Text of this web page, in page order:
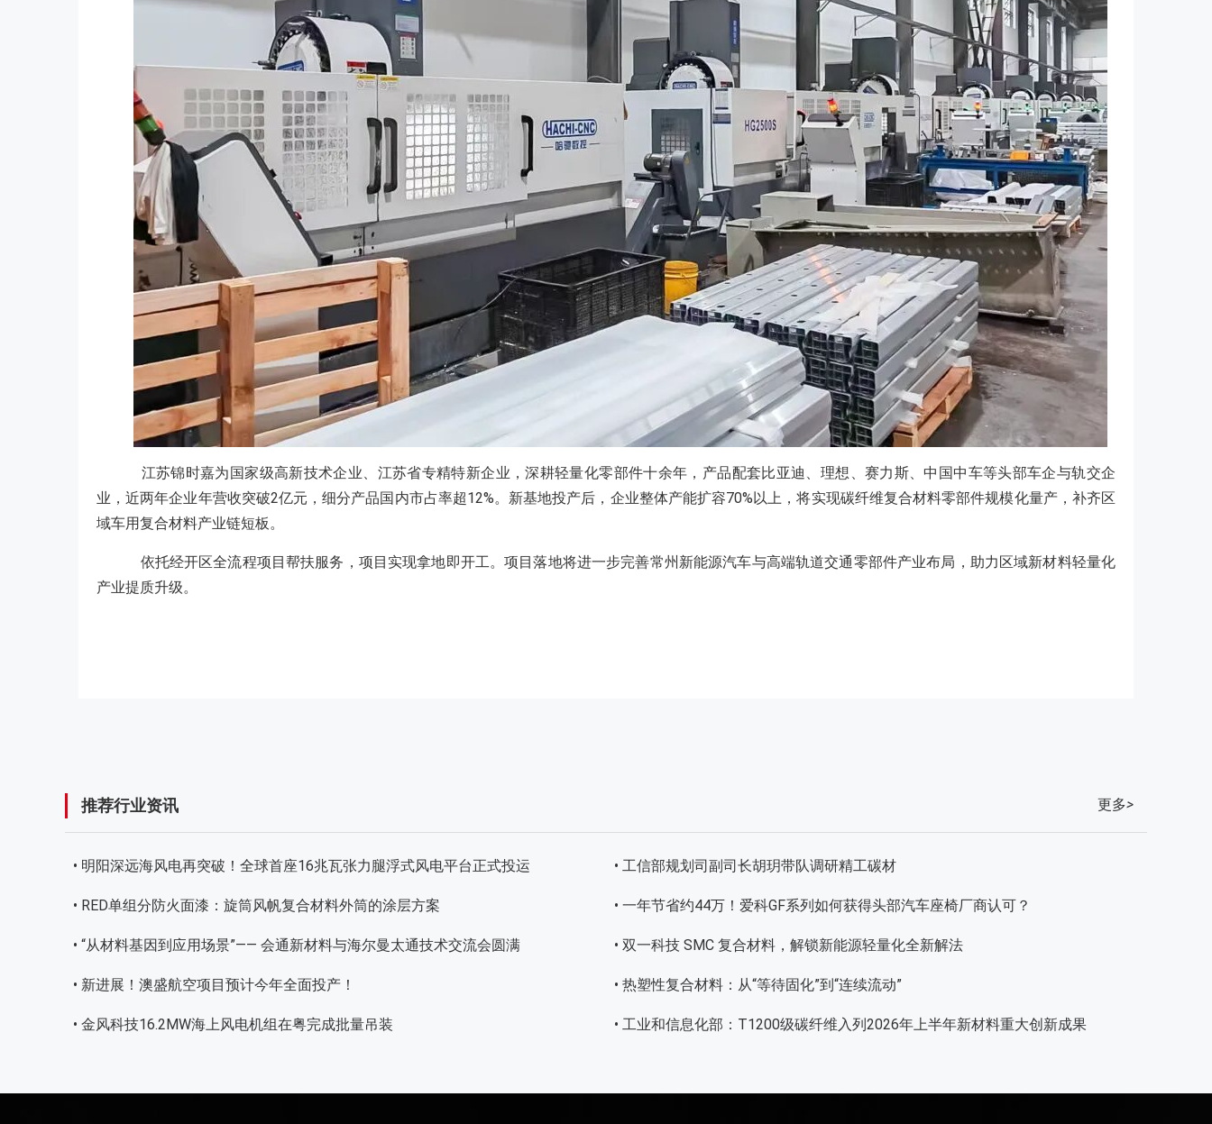
江苏锦时嘉为国家级高新技术企业、江苏省专精特新企业，深耕轻量化零部件十余年，产品配套比亚迪、理想、赛力斯、中国中车等头部车企与轨交企
业，近两年企业年营收突破2亿元，细分产品国内市占率超12%。新基地投产后，企业整体产能扩容70%以上，将实现碳纤维复合材料零部件规模化量产，补齐区
域车用复合材料产业链短板。
依托经开区全流程项目帮扶服务，项目实现拿地即开工。项目落地将进一步完善常州新能源汽车与高端轨道交通零部件产业布局，助力区域新材料轻量化
产业提质升级。
推荐行业资讯 更多>
• 明阳深远海风电再突破！全球首座16兆瓦张力腿浮式风电平台正式投运 • 工信部规划司副司长胡玥带队调研精工碳材
• RED单组分防火面漆：旋筒风帆复合材料外筒的涂层方案 • 一年节省约44万！爱科GF系列如何获得头部汽车座椅厂商认可？
• “从材料基因到应用场景”—— 会通新材料与海尔曼太通技术交流会圆满 • 双一科技 SMC 复合材料，解锁新能源轻量化全新解法
• 新进展！澳盛航空项目预计今年全面投产！ • 热塑性复合材料：从“等待固化”到“连续流动”
• 金风科技16.2MW海上风电机组在粤完成批量吊装 • 工业和信息化部：T1200级碳纤维入列2026年上半年新材料重大创新成果